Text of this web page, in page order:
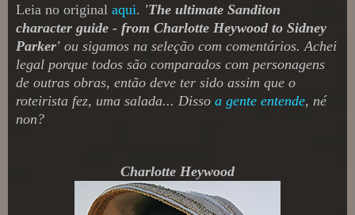
Leia no original aqui. 'The ultimate Sanditon
character guide - from Charlotte Heywood to Sidney
Parker' ou sigamos na seleção com comentários. Achei
legal porque todos são comparados com personagens
de outras obras, então deve ter sido assim que o
roteirista fez, uma salada... Disso a gente entende, né
non?
Charlotte Heywood